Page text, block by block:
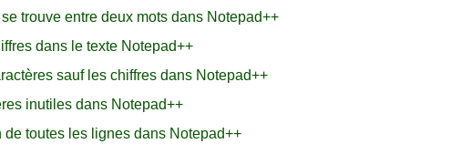
trouve entre deux mots dans Notepad++
dans le texte Notepad++
sauf les chiffres dans Notepad++
inutiles dans Notepad++
toutes les lignes dans Notepad++